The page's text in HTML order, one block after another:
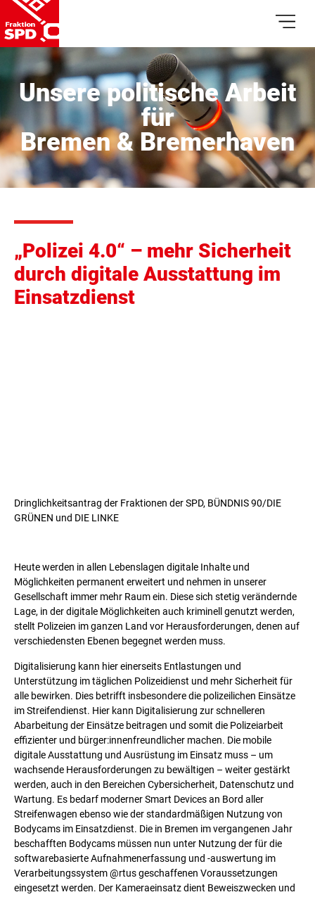
Unsere politische Arbeit
für
Bremen & Bremerhaven
„Polizei 4.0“ – mehr Sicherheit
durch digitale Ausstattung im
Einsatzdienst
Dringlichkeitsantrag der Fraktionen der SPD, BÜNDNIS 90/DIE
GRÜNEN und DIE LINKE
Heute werden in allen Lebenslagen digitale Inhalte und
Möglichkeiten permanent erweitert und nehmen in unserer
Gesellschaft immer mehr Raum ein. Diese sich stetig verändernde
Lage, in der digitale Möglichkeiten auch kriminell genutzt werden,
stellt Polizeien im ganzen Land vor Herausforderungen, denen auf
verschiedensten Ebenen begegnet werden muss.
Digitalisierung kann hier einerseits Entlastungen und
Unterstützung im täglichen Polizeidienst und mehr Sicherheit für
alle bewirken. Dies betrifft insbesondere die polizeilichen Einsätze
im Streifendienst. Hier kann Digitalisierung zur schnelleren
Abarbeitung der Einsätze beitragen und somit die Polizeiarbeit
effizienter und bürger:innenfreundlicher machen. Die mobile
digitale Ausstattung und Ausrüstung im Einsatz muss – um
wachsende Herausforderungen zu bewältigen – weiter gestärkt
werden, auch in den Bereichen Cybersicherheit, Datenschutz und
Wartung. Es bedarf moderner Smart Devices an Bord aller
Streifenwagen ebenso wie der standardmäßigen Nutzung von
Bodycams im Einsatzdienst. Die in Bremen im vergangenen Jahr
beschafften Bodycams müssen nun unter Nutzung der für die
softwarebasierte Aufnahmenerfassung und -auswertung im
Verarbeitungssystem @rtus geschaffenen Voraussetzungen
eingesetzt werden. Der Kameraeinsatz dient Beweiszwecken und